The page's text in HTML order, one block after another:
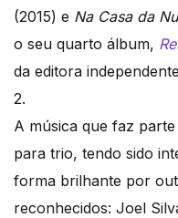
(2015) e Na Casa da
o seu quarto álbum,
da editora
2.
A música que faz parte
para trio, tendo sido
forma brilhante por
reconhecidos: Joel